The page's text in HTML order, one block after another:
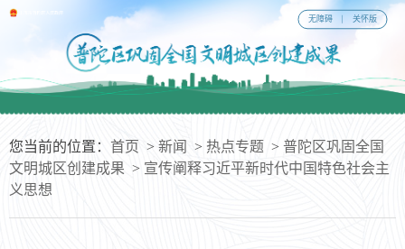
无障碍 关怀版
您当前的位置： 首页 > 新闻 > 热点专题 > 普陀区巩固全国
文明城区创建成果 > 宣传阐释习近平新时代中国特色社会主
义思想